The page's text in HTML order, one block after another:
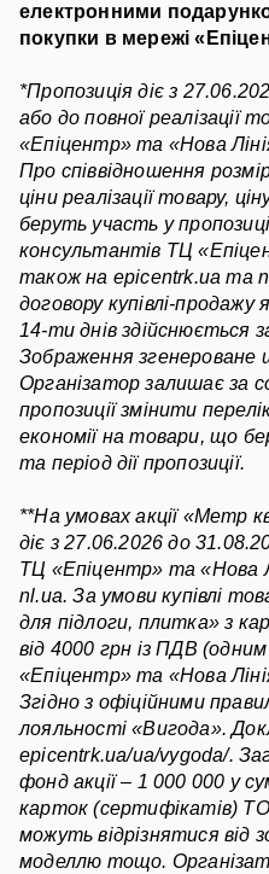
електронними
покупки в мережі
*Пропозиція діє з
або до повної реалізації
«Епіцентр» та «Нова
Про співвідношення
ціни реалізації товару,
беруть участь у
консультантів ТЦ
також на epicentrk.ua та
договору купівлі-
14-ти днів здійснюється
Зображення
Opгaнізaтop зaлишaє зa
пропозиції змінити
економії на товари, що
та період дії пропозиції.
**На умовах акції «Метр
діє з 27.06.2026 до
ТЦ «Епіцентр» та «Нова
nl.ua. За умови купівлі
для підлоги, плитка» з
від 4000 грн із ПДВ
«Епіцентр» та «Нова
Згідно з офіційними
лояльності «Вигода».
epicentrk.ua/ua/vygoda/.
фонд акції – 1 000 000 у
карток (сертифікатів)
можуть відрізнятися від
моделлю тощо.